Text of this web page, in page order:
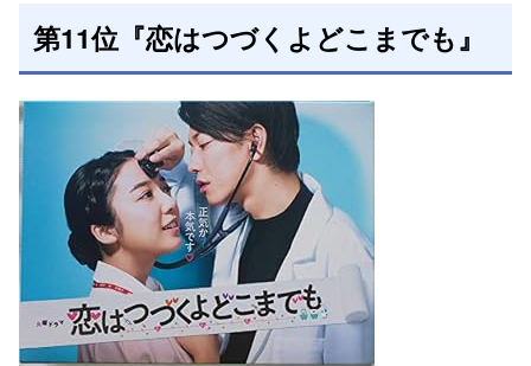
第11位『恋はつづくよどこまでも』